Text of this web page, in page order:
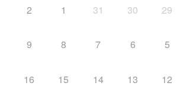
29
30
31
1
2
5
6
7
8
9
12
13
14
15
16